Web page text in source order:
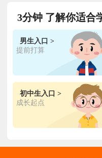
3分钟 了解你适合
男生入口 >
提前打算
初中生入口 >
成长起点
林** 金鼎大厨专业
陈** 时尚西点专业
金领大厨专业
钟** 经典西点专业
经典西点专业
专业